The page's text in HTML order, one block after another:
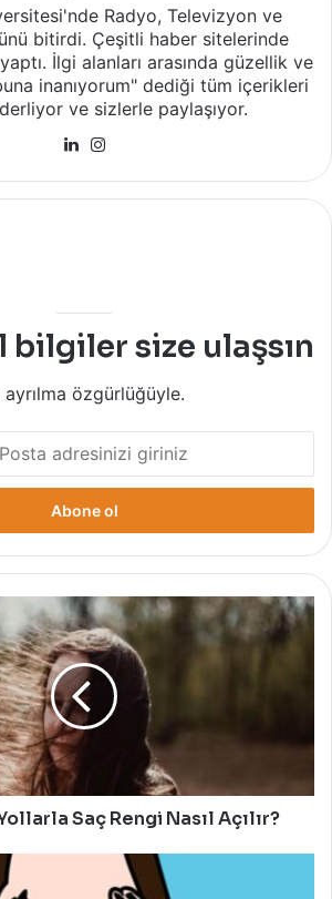
Radyo, Televizyon ve
bitirdi. Çeşitli haber sitelerinde
İlgi alanları arasında güzellik ve
inanıyorum" dediği tüm içerikleri
ve sizlerle paylaşıyor.
LinkedIn
bilgiler size ulaşsın
özgürlüğüyle.
Saç Rengi Nasıl Açılır?